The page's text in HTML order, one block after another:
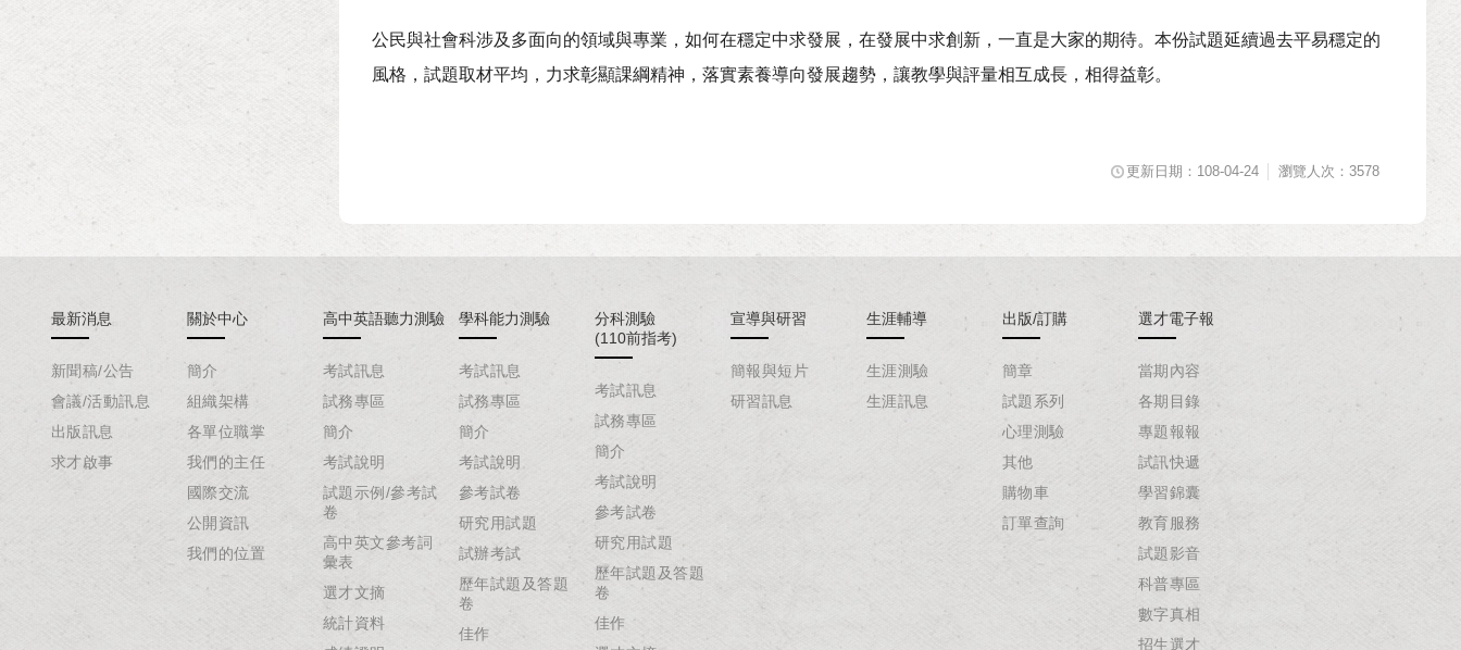
公民與社會科涉及多面向的領域與專業，如何在穩定中求發展，在發展中求創新，一直是大家的期待。本份試題延續過去平易穩定的
風格，試題取材平均，力求彰顯課綱精神，落實素養導向發展趨勢，讓教學與評量相互成長，相得益彰。
更新日期：108-04-24 瀏覽人次：3578
最新消息
新聞稿/公告
會議/活動訊息
出版訊息
求才啟事
關於中心
簡介
組織架構
各單位職掌
我們的主任
國際交流
公開資訊
我們的位置
高中英語聽力測驗
考試訊息
試務專區
簡介
考試說明
試題示例/參考試
卷
高中英文參考詞
彙表
選才文摘
統計資料
學科能力測驗
考試訊息
試務專區
簡介
考試說明
參考試卷
研究用試題
試辦考試
歷年試題及答題
卷
佳作
分科測驗
(110前指考)
考試訊息
試務專區
簡介
考試說明
參考試卷
研究用試題
歷年試題及答題
卷
佳作
宣導與研習
簡報與短片
研習訊息
生涯輔導
生涯測驗
生涯訊息
出版/訂購
簡章
試題系列
心理測驗
其他
購物車
訂單查詢
選才電子報
當期內容
各期目錄
專題報報
試訊快遞
學習錦囊
教育服務
試題影音
科普專區
數字真相
招生選才